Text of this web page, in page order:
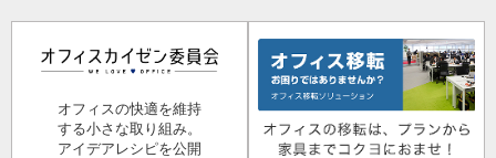
オフィスの快適を維持
する小さな取り組み。
アイデアレシピを公開